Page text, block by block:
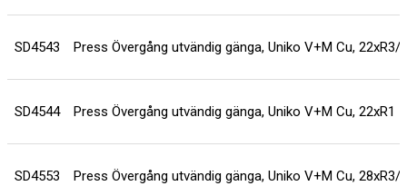
SD4543 Press Övergång utvändig gänga, Uniko V+M Cu, 22xR3/4
SD4544 Press Övergång utvändig gänga, Uniko V+M Cu, 22xR1
SD4553 Press Övergång utvändig gänga, Uniko V+M Cu, 28xR3/4